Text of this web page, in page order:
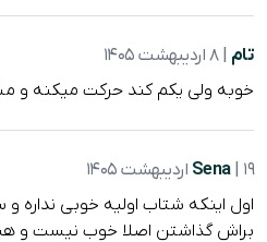
تام | 8 اردیبهشت 1405
خوبه ولی یکم کند حرکت میکنه و
Sena| 19 اردیبهشت 1405
اول اینکه شتاب اولیه خوبی نداره و
براش گذاشتن اصلا خوب نیست و